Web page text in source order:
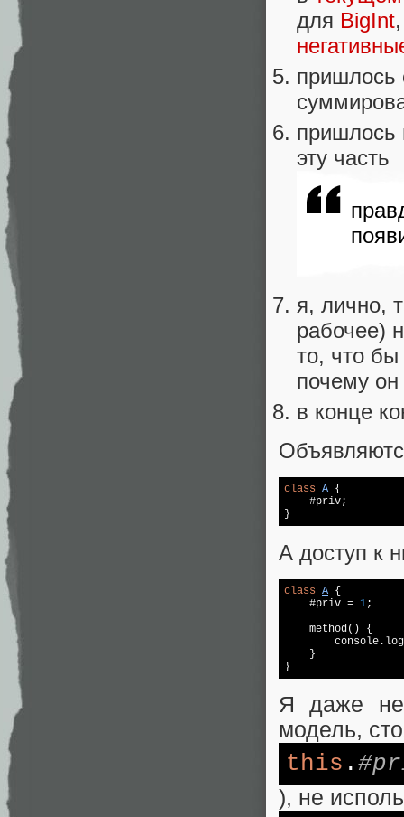
для BigInt
пришлось
пришлось
эту часть
я, лично,
рабочее)
то, что
почему
в конце
class A {
    #priv;
}
А доступ к
class A {
    #priv =
1;
    method() {
console
    }
}
Я даже не
модель,
this .
), не